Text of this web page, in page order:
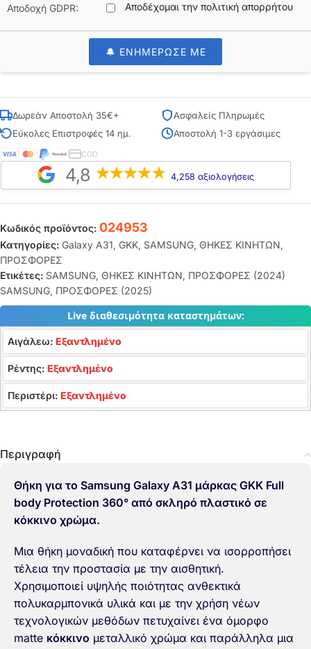
Αποδοχή GDPR: Αποδέχομαι την πολιτική απορρήτου
🔔 ΕΝΗΜΕΡΩΣΕ ΜΕ
Δωρεάν Αποστολή 35€+
Ασφαλείς Πληρωμές
Εύκολες Επιστροφές 14 ημ.
Αποστολή 1-3 εργάσιμες
COD
4,8 4,258 αξιολογήσεις
Κωδικός προϊόντος: 024953
Κατηγορίες: Galaxy A31, GKK, SAMSUNG, ΘΗΚΕΣ ΚΙΝΗΤΩΝ,
ΠΡΟΣΦΟΡΕΣ
Ετικέτες: SAMSUNG, ΘΗΚΕΣ ΚΙΝΗΤΩΝ, ΠΡΟΣΦΟΡΕΣ (2024)
SAMSUNG, ΠΡΟΣΦΟΡΕΣ (2025)
Live διαθεσιμότητα καταστημάτων:
Αιγάλεω: Εξαντλημένο
Ρέντης: Εξαντλημένο
Περιστέρι: Εξαντλημένο
Περιγραφή
Θήκη για το Samsung Galaxy A31 μάρκας GKK Full
body Protection 360° από σκληρό πλαστικό σε
κόκκινο χρώμα.
Μια θήκη μοναδική που καταφέρνει να ισορροπήσει
τέλεια την προστασία με την αισθητική.
Χρησιμοποιεί υψηλής ποιότητας ανθεκτικά
πολυκαρμπονικά υλικά και με την χρήση νέων
τεχνολογικών μεθόδων πετυχαίνει ένα όμορφο
matte κόκκινο μεταλλικό χρώμα και παράλληλα μια